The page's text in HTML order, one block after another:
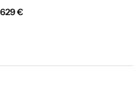
629€